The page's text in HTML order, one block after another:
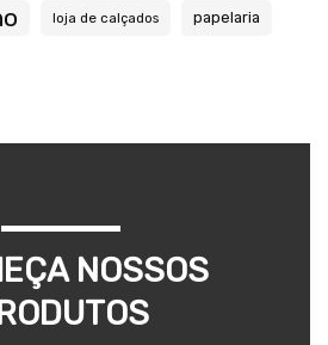
loja de calçados papelaria
NOSSOS